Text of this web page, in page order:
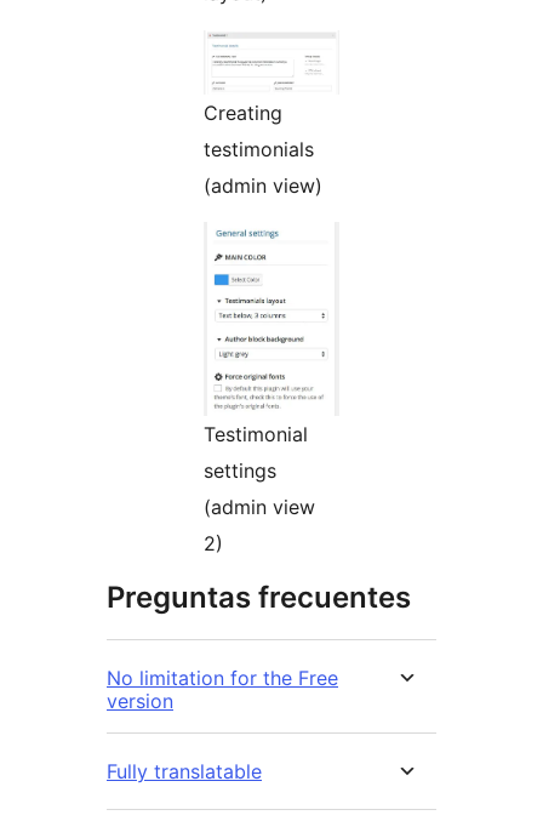
Creating
testimonials
(admin view)
Testimonial
settings
(admin view
2)
Preguntas frecuentes
No limitation for the Free
version
Fully translatable